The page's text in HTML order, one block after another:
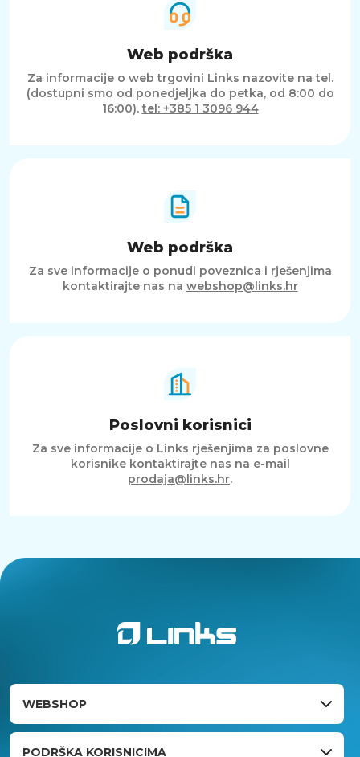
Web podrška
Za informacije o web trgovini Links nazovite na tel.
(dostupni smo od ponedjeljka do petka, od 8:00 do
16:00).tel: +385 1 3096 944
Web podrška
Za sve informacije o ponudi poveznica i rješenjima
kontaktirajte nas na webshop@links.hr
Poslovni korisnici
Za sve informacije o Links rješenjima za poslovne
korisnike kontaktirajte nas na e-mail
prodaja@links.hr.
WEBSHOP
PODRŠKA KORISNICIMA